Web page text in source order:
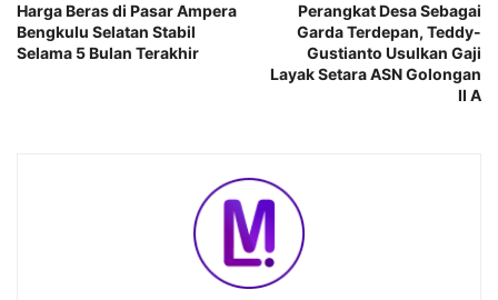
Harga Beras di Pasar Ampera
Bengkulu Selatan Stabil
Selama 5 Bulan Terakhir
Perangkat Desa Sebagai
Garda Terdepan, Teddy-
Gustianto Usulkan Gaji
Layak Setara ASN Golongan
II A